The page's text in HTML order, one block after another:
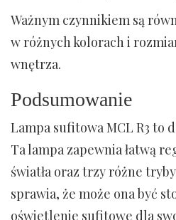
Ważnym czynnikiem są
w różnych kolorach i
wnętrza.
Podsumowanie
Lampa sufitowa MCL R3 to
Ta lampa zapewnia łatwą
światła oraz trzy różne
sprawia, że ​​może ona być
oświetlenie sufitowe dla